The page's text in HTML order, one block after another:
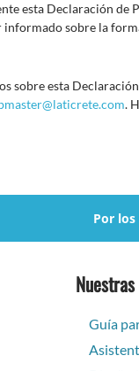
esta Declaración de
sobre la
sobre esta
.
Por
Guía